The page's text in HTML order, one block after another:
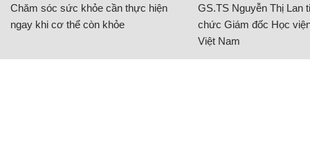
Chăm sóc sức khỏe cần thực hiện
ngay khi cơ thể còn khỏe
GS.TS Nguyễn Thị Lan
chức Giám đốc Học
Việt Nam